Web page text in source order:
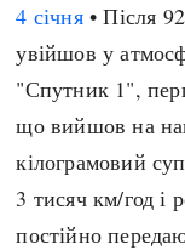
4 січня• Після
увійшов у
"Спутник 1",
що вийшов на
кілограмовий
3 тисяч км/год і
постійно